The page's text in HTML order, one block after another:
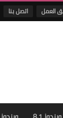
العمل اتصل بنا